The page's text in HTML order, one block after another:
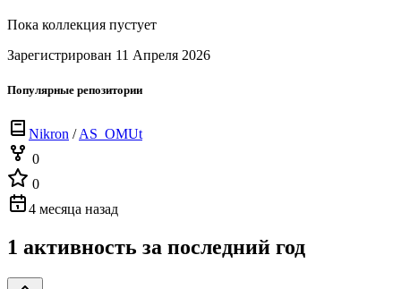
Пока коллекция пустует
Зарегистрирован 11 Апреля 2026
Популярные репозитории
Nikron /AS_OMUt
0
0
4 месяца назад
1 активность за последний год